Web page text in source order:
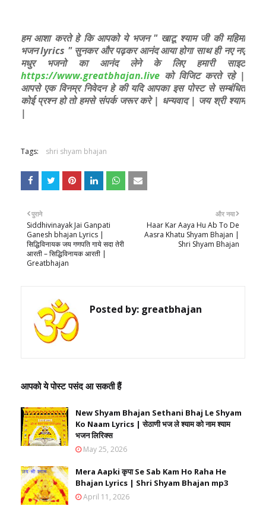
हम आशा करते हे कि आपको ये भजन " खाटू श्याम जी की महिमा
भजन lyrics " सुनकर और पढ़कर आनंद आया होगा साथ ही नए नए
मधुर भजनो का आनंद लेने के लिए हमारी साइट
https://www.greatbhajan.live को विजिट करते रहे |
आपसे एक विनम्र निवेदन हे की यदि आपका इस पोस्ट से सम्बंधित
कोई प्रश्न हो तो हमसे संपर्क जरूर करे | धन्यवाद | जय श्री श्याम
|
Tags: shri shyam bhajan
और नया
Haar Kar Aaya Hu Ab To De
Aasra Khatu Shyam Bhajan |
Shri Shyam Bhajan
पुराने
Siddhivinayak Jai Ganpati
Ganesh bhajan Lyrics |
सिद्धिविनायक जय गणपति गाये सदा तेरी
आरती – सिद्धिविनायक आरती |
Greatbhajan
Posted by: greatbhajan
आपको ये पोस्ट पसंद आ सकती हैं
New Shyam Bhajan Sethani Bhaj Le Shyam
Ko Naam Lyrics | सेठाणी भज ले श्याम को नाम श्याम
भजन लिरिक्स
May 25, 2026
Mera Aapki कृपा Se Sab Kam Ho Raha He
Bhajan Lyrics | Shri Shyam Bhajan mp3
April 11, 2026